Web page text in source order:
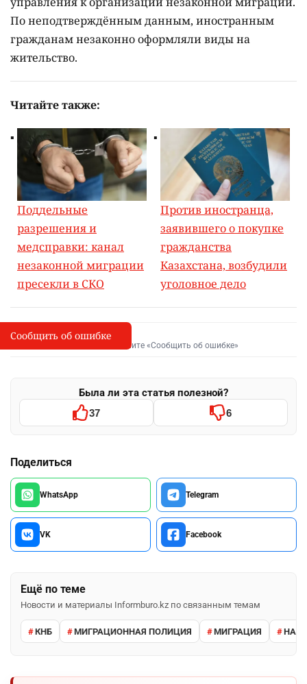
По неподтверждённым данным, иностранным
гражданам незаконно оформляли виды на
жительство.
Читайте также:
Поддельные
разрешения и
медсправки: канал
незаконной миграции
пресекли в СКО
Против иностранца,
заявившего о покупке
гражданства
Казахстана, возбудили
уголовное дело
I
Сообщить об опечатке
Выделите фрагмент и нажмите «Сообщить об ошибке»
Была ли эта статья полезной?
37 6
Поделиться
WhatsApp Telegram
VK Facebook
Ещё по теме
Новости и материалы Informburo.kz по связанным темам
КНБ МИГРАЦИОННАЯ ПОЛИЦИЯ МИГРАЦИЯ
Сообщить об ошибке